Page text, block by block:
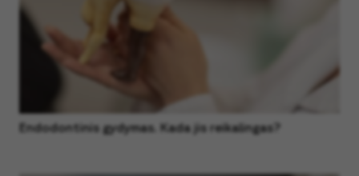
Endodontinis gydymas. Kada jis reikalingas?